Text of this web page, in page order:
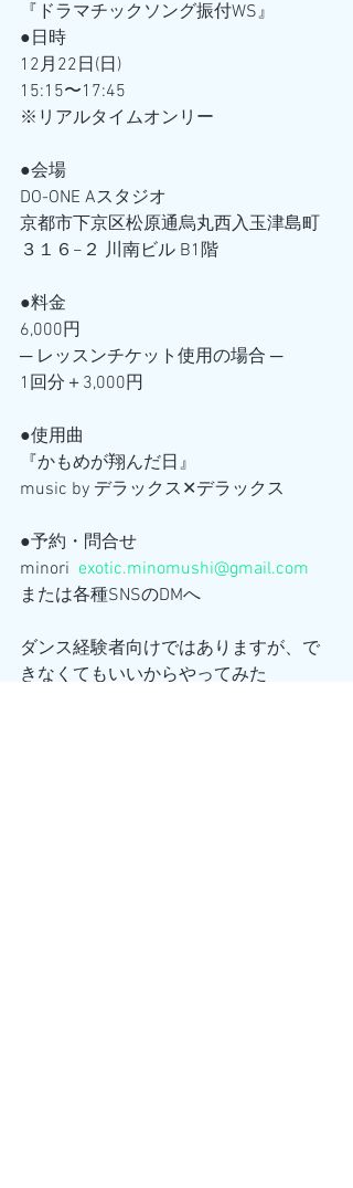
『ドラマチックソング振付WS』
●日時
12月22日(日)
15:15〜17:45
※リアルタイムオンリー
●会場
DO-ONE Aスタジオ
京都市下京区松原通烏丸西入玉津島町
３１６−２ 川南ビル B1階
●料金
6,000円
─ レッスンチケット使用の場合 ─
1回分＋3,000円
●使用曲
『かもめが翔んだ日』
music by デラックス✕デラックス
●予約・問合せ
minori exotic.minomushi@gmail.com
または各種SNSのDMへ
ダンス経験者向けではありますが、で
きなくてもいいからやってみた